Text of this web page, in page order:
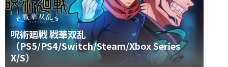
呪術廻戦 戦華双乱
（PS5/PS4/Switch/Steam/Xbox Series
X/S）